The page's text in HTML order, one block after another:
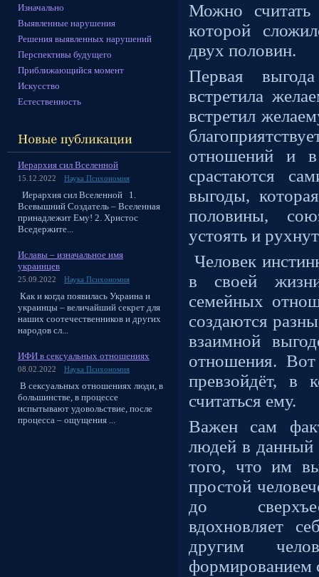
Изначально
Выявленные нарушения
Решения выявленных нарушений
Перспективы будущего
Приближающийся момент
Искусство
Естественность
Иерархия сил Вселенной
15.12.2022 Наука Психономия
Иерархия сил Вселенной 1.
Всевышний Создатель – Вселенная
принадлежит Ему! 2. Христос
Вседержите...
Иславы – изначальное имя
украинцев
25.09.2022 Наука Психономия
Как и когда появилась Украина и
украинцы – величайший секрет для
наших соотечественников и других
народов сл...
ИФИ в сексуальных отношениях
08.02.2022 Наука Психономия
В сексуальных отношениях люди, в
большинстве, в процессе
испытывают удовольствие, после
процесса – ощущения ...
Можно
которой
двух половин.
Первая
встретила
встретил
отношений и
срастаются
выгоды,
половины,
устоять и
Человек
в своей
семейных
создаются
взаимной
отношения.
превзойдёт, в
считаться ему.
Важен сам
людей в данный
того, что им
простой
до
вдохновляет
другим
формированием